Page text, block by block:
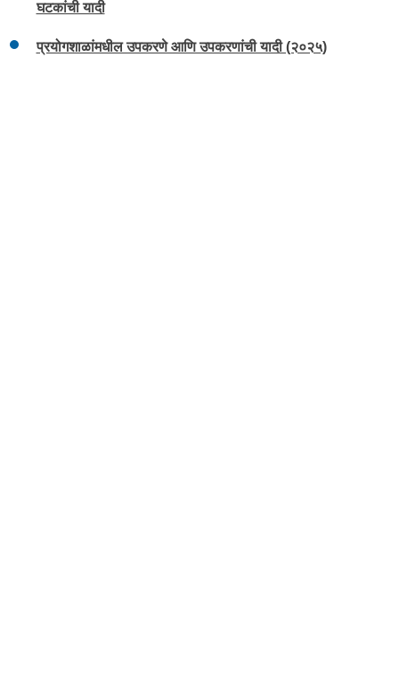
घटकांची यादी
प्रयोगशाळांमधील उपकरणे आणि उपकरणांची यादी (२०२५)